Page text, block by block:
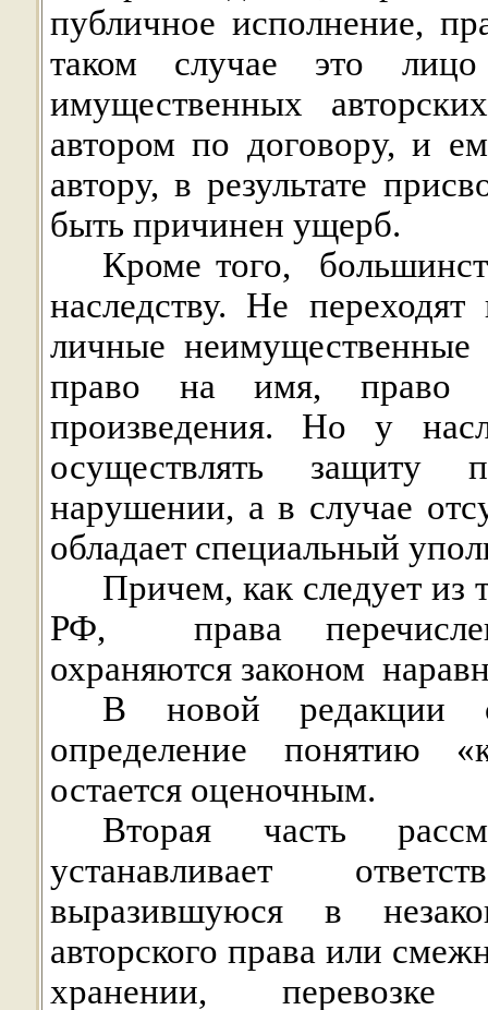
публичное исполнение,
таком случае это лицо
имущественных
автором по договору, и
автору, в результате
быть причинен ущерб.
Кроме того,
наследству. Не
личные неимущественные
право на имя, право
произведения. Но у
осуществлять
нарушении, а в случае
обладает специальный
Причем, как следует из
РФ,
права
охраняются законом
В новой редакции
определение понятию
остается оценочным.
Вторая часть
устанавливает
выразившуюся в
авторского права или
хранении, перевозке